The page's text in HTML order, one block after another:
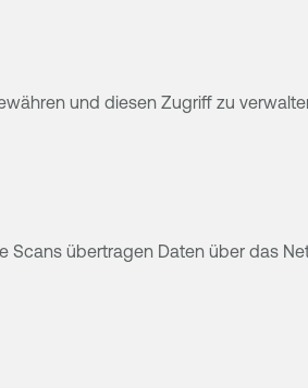
und diesen Zugriff zu
übertragen Daten über das